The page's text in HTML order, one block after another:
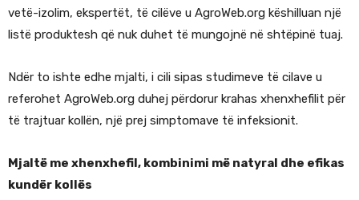
vetë-izolim, ekspertët, të cilëve u AgroWeb.org këshilluan një
listë produktesh që nuk duhet të mungojnë në shtëpinë tuaj.
Ndër to ishte edhe mjalti, i cili sipas studimeve të cilave u
referohet AgroWeb.org duhej përdorur krahas xhenxhefilit për
të trajtuar kollën, një prej simptomave të infeksionit.
Mjaltë me xhenxhefil, kombinimi më natyral dhe efikas
kundër kollës